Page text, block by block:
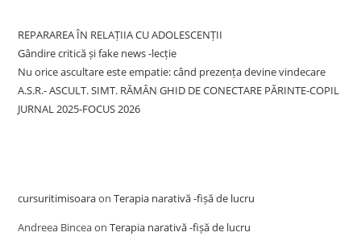
REPARAREA ÎN RELAȚIIA CU ADOLESCENȚII
Gândire critică și fake news -lecție
Nu orice ascultare este empatie: când prezența devine vindecare
A.S.R.- ASCULT. SIMT. RĂMÂN GHID DE CONECTARE PĂRINTE-COPIL
JURNAL 2025-FOCUS 2026
cursuritimisoaraonTerapia narativă -fișă de lucru
Andreea BinceaonTerapia narativă -fișă de lucru